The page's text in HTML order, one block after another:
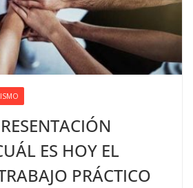
ES HOY EL
PRÁCTICO